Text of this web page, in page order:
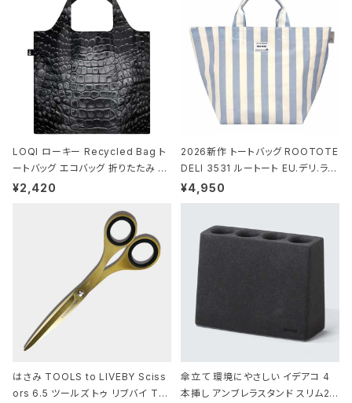
ウン ブラック
LOQI ローキー Recycled Bag ト
ートバッグ エコバッグ 折りたたみ 大
きめ 撥水加工 収納ポーチ CROCO
¥2,420
2026新作 トートバッグ ROOTOTE
DELI 3531 ルートート EU.デリ.ラミ
ネート-W サックス・ホワイト
¥4,950
はさみ TOOLS to LIVEBY Sciss
ors 6.5 ツールズ トゥ リブバイ TL
傘立て 環境にやさしい イデアコ 4
本挿し アンブレラスタンド スリム2 i